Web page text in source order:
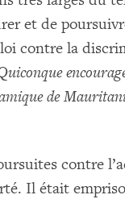
et de
contre la
de
contre
Il était